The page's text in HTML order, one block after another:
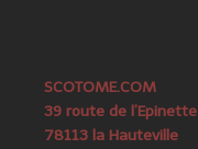
SCOTOME.COM
39 route de l’Epinette
78113 la Hauteville